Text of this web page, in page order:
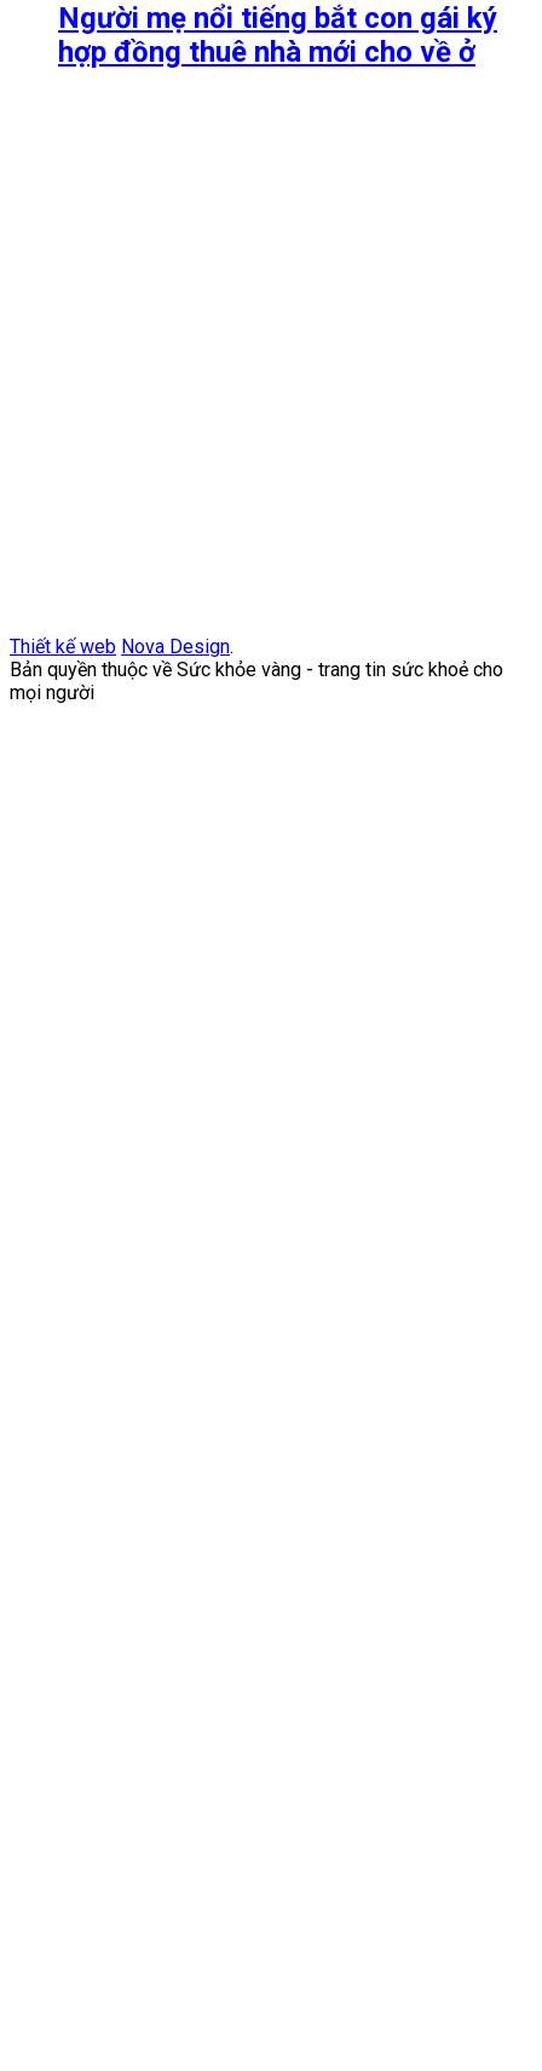
Người mẹ nổi tiếng bắt con gái ký
hợp đồng thuê nhà mới cho về ở
Thiết kế web Nova Design.
Bản quyền thuộc về Sức khỏe vàng - trang tin sức khoẻ cho
mọi người